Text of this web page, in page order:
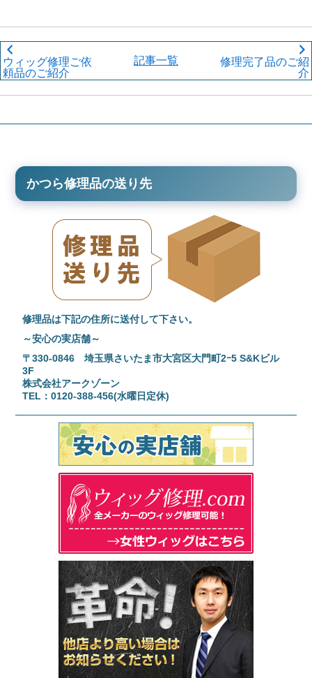
ウィッグ修理ご依
頼品のご紹介
記事一覧
修理完了品のご紹
介
かつら修理品の送り先
修理品は下記の住所に送付して下さい。
～安心の実店舗～
〒330-0846 埼玉県さいたま市大宮区大門町2ｰ5 S&Kビル
3F
株式会社アークゾーン
TEL：0120-388-456(水曜日定休)